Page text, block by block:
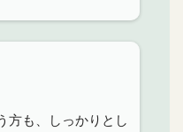
方も、しっかりとし